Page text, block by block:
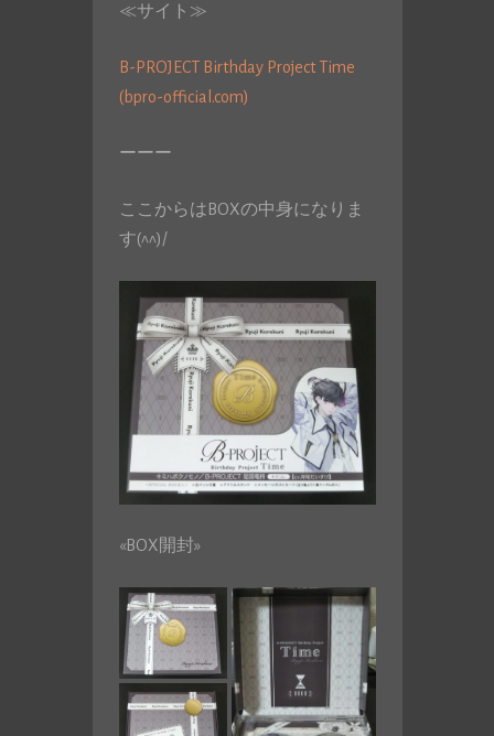
≪サイト≫
B-PROJECT Birthday Project Time
(bpro-official.com)
ーーー
ここからはBOXの中身になりま
す(^^)/
«BOX開封»